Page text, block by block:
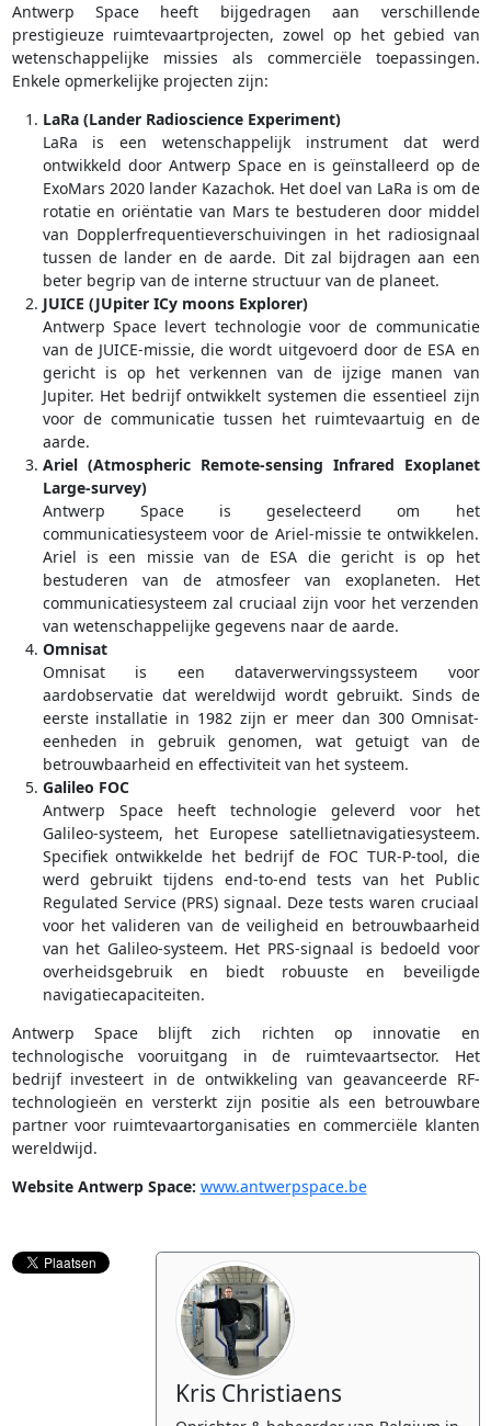
Antwerp Space heeft bijgedragen aan verschillende
prestigieuze ruimtevaartprojecten, zowel op het gebied van
wetenschappelijke missies als commerciële toepassingen.
Enkele opmerkelijke projecten zijn:
LaRa (Lander Radioscience Experiment)
LaRa is een wetenschappelijk instrument dat werd
ontwikkeld door Antwerp Space en is geïnstalleerd op de
ExoMars 2020 lander Kazachok. Het doel van LaRa is om de
rotatie en oriëntatie van Mars te bestuderen door middel
van Dopplerfrequentieverschuivingen in het radiosignaal
tussen de lander en de aarde. Dit zal bijdragen aan een
beter begrip van de interne structuur van de planeet.
JUICE (JUpiter ICy moons Explorer)
Antwerp Space levert technologie voor de communicatie
van de JUICE-missie, die wordt uitgevoerd door de ESA en
gericht is op het verkennen van de ijzige manen van
Jupiter. Het bedrijf ontwikkelt systemen die essentieel zijn
voor de communicatie tussen het ruimtevaartuig en de
aarde.
Ariel (Atmospheric Remote-sensing Infrared Exoplanet
Large-survey)
Antwerp Space is geselecteerd om het
communicatiesysteem voor de Ariel-missie te ontwikkelen.
Ariel is een missie van de ESA die gericht is op het
bestuderen van de atmosfeer van exoplaneten. Het
communicatiesysteem zal cruciaal zijn voor het verzenden
van wetenschappelijke gegevens naar de aarde.
Omnisat
Omnisat is een dataverwervingssysteem voor
aardobservatie dat wereldwijd wordt gebruikt. Sinds de
eerste installatie in 1982 zijn er meer dan 300 Omnisat-
eenheden in gebruik genomen, wat getuigt van de
betrouwbaarheid en effectiviteit van het systeem.
Galileo FOC
Antwerp Space heeft technologie geleverd voor het
Galileo-systeem, het Europese satellietnavigatiesysteem.
Specifiek ontwikkelde het bedrijf de FOC TUR-P-tool, die
werd gebruikt tijdens end-to-end tests van het Public
Regulated Service (PRS) signaal. Deze tests waren cruciaal
voor het valideren van de veiligheid en betrouwbaarheid
van het Galileo-systeem. Het PRS-signaal is bedoeld voor
overheidsgebruik en biedt robuuste en beveiligde
navigatiecapaciteiten.
Antwerp Space blijft zich richten op innovatie en
technologische vooruitgang in de ruimtevaartsector. Het
bedrijf investeert in de ontwikkeling van geavanceerde RF-
technologieën en versterkt zijn positie als een betrouwbare
partner voor ruimtevaartorganisaties en commerciële klanten
wereldwijd.
Website Antwerp Space: www.antwerpspace.be
Kris Christiaens